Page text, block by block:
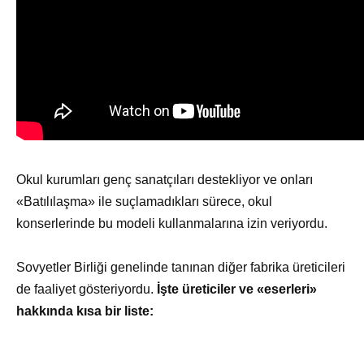
Okul kurumları genç sanatçıları destekliyor ve onları
«Batılılaşma» ile suçlamadıkları sürece, okul
konserlerinde bu modeli kullanmalarına izin veriyordu.
Sovyetler Birliği genelinde tanınan diğer fabrika üreticileri
de faaliyet gösteriyordu. İşte üreticiler ve «eserleri»
hakkında kısa bir liste: